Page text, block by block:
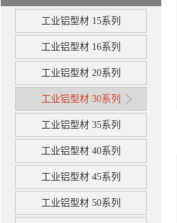
工业铝型材 15系列
工业铝型材 16系列
工业铝型材 20系列
工业铝型材 30系列
工业铝型材 35系列
工业铝型材 40系列
工业铝型材 45系列
工业铝型材 50系列